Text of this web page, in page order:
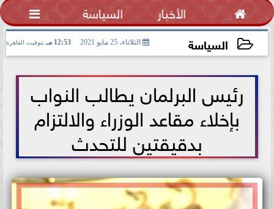
 الأخبار السياسة 
السياسة الثلاثاء، 25 مايو 2021 12:53 مـ بتوقيت القاهرة
رئيس البرلمان يطالب النواب
بإخلاء مقاعد الوزراء والالتزام
بدقيقتين للتحدث